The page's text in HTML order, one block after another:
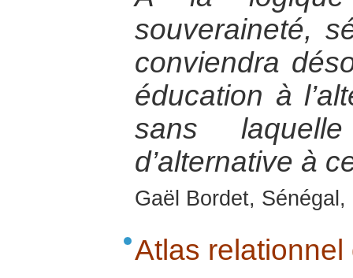
souveraineté,
conviendra
éducation à
sans
d’alternative à
Gaël Bordet,
Atlas relationnel